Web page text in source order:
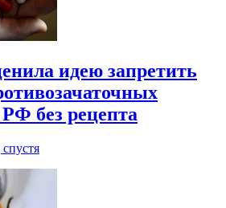
идею запретить
без рецепта
спустя